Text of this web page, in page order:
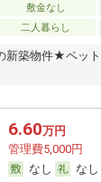
敷金なし
二人暮らし
新築物件★ペッ
6.60万円
管理費5,000円
なし
なし